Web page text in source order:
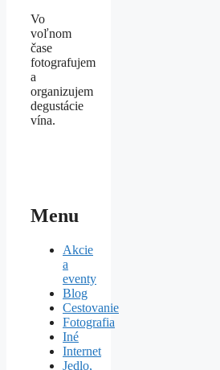
Vo
voľnom
čase
fotografujem
a
organizujem
degustácie
vína.
Menu
Akcie
a
eventy
Blog
Cestovanie
Fotografia
Iné
Internet
Jedlo,